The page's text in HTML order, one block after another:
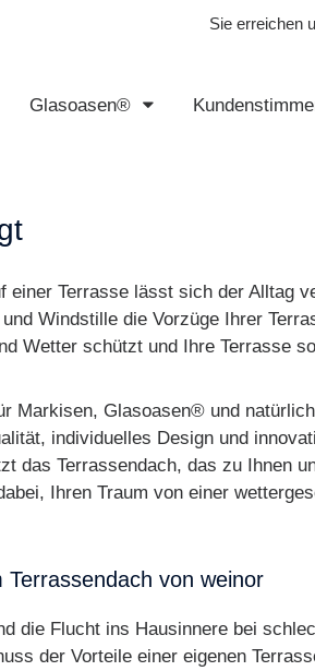
Sie erreichen
Glasoasen®
Terrasse lässt sich der Alltag
Windstille die Vorzüge Ihrer
Wetter schützt und Ihre Terrasse
Markisen, Glasoasen® und
individuelles Design und
das Terrassendach, das zu Ihnen
Ihren Traum von einer
von weinor
die Flucht ins Hausinnere bei
der Vorteile einer eigenen